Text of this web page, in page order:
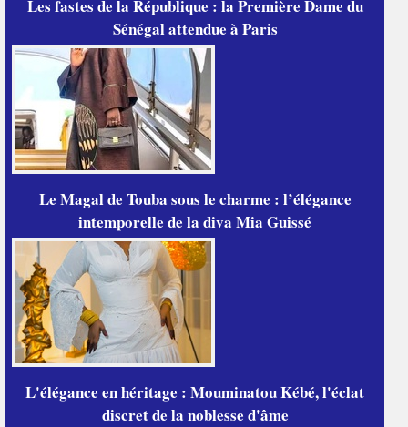
Les fastes de la République : la Première Dame du
Sénégal attendue à Paris
Le Magal de Touba sous le charme : l’élégance
intemporelle de la diva Mia Guissé
L'élégance en héritage : Mouminatou Kébé, l'éclat
discret de la noblesse d'âme